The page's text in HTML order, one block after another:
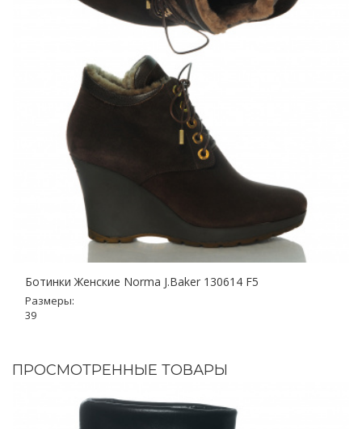
Ботинки Женские Norma J.Baker 130614 F5
Размеры:
39
ПРОСМОТРЕННЫЕ ТОВАРЫ